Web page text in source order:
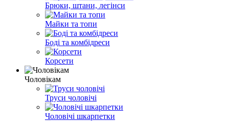
Брюки, штани, легінси
Майки та топи
Боді та комбідреси
Корсети
Чоловікам
Труси чоловічі
Чоловічі шкарпетки